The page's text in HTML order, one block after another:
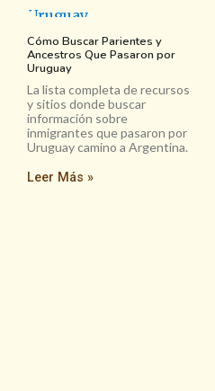
Cómo Buscar Parientes y
Ancestros Que Pasaron por
Uruguay
La lista completa de recursos
y sitios donde buscar
información sobre
inmigrantes que pasaron por
Uruguay camino a Argentina.
Leer Más »